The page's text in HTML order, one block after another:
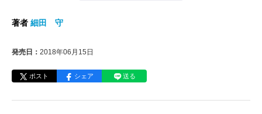
著者 細田 守
発売日： 2018年06月15日
ポスト シェア 送る